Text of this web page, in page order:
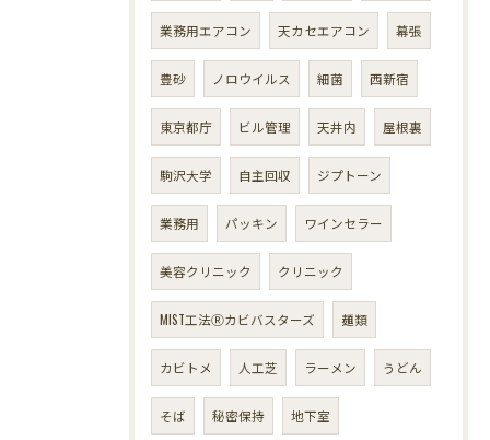
業務用エアコン 天カセエアコン 幕張
豊砂 ノロウイルス 細菌 西新宿
東京都庁 ビル管理 天井内 屋根裏
駒沢大学 自主回収 ジプトーン
業務用 パッキン ワインセラー
美容クリニック クリニック
MIST工法Ⓡカビバスターズ 麺類
カビトメ 人工芝 ラーメン うどん
そば 秘密保持 地下室